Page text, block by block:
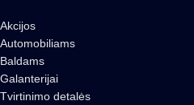
Akcijos
Automobiliams
Baldams
Galanterijai
Tvirtinimo detalės